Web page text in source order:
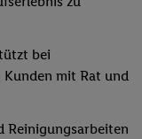
bei
mit Rat und
Reinigungsarbeiten